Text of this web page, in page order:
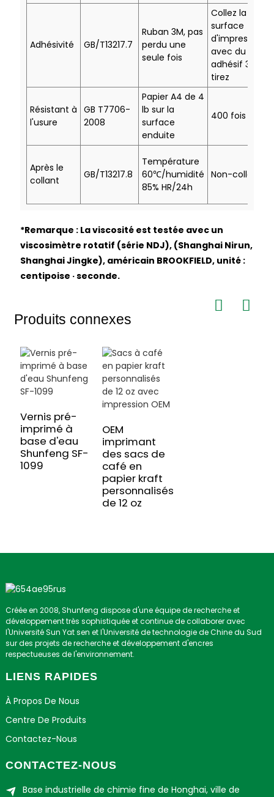
Adhésivité GB/T13217.7
Ruban 3M, pas
perdu une
seule fois
Collez la
surface
d'impression
avec du ruban
adhésif 3M et
tirez
Résistant à
l'usure
GB T7706-
2008
Papier A4 de 4
lb sur la
surface
enduite
400 fois
Après le
collant
GB/T13217.8
Température
60℃/humidité
85% HR/24h
Non-collant
*Remarque : La viscosité est testée avec un
viscosimètre rotatif (série NDJ), (Shanghai Nirun,
Shanghai Jingke), américain BROOKFIELD, unité :
centipoise · seconde.
Produits connexes
Vernis pré-
imprimé à
base d'eau
Shunfeng SF-
1099
OEM
imprimant
des sacs de
café en
papier kraft
personnalisés
de 12 oz
Créée en 2008, Shunfeng dispose d'une équipe de recherche et
développement très sophistiquée et continue de collaborer avec
l'Université Sun Yat sen et l'Université de technologie de Chine du Sud
sur des projets de recherche et développement d'encres
respectueuses de l'environnement.
LIENS RAPIDES
À Propos De Nous
Centre De Produits
Contactez-Nous
CONTACTEZ-NOUS
Base industrielle de chimie fine de Honghai, ville de